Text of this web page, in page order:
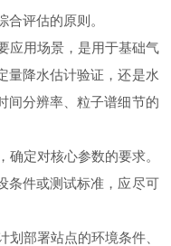
合评估的原则。
应用场景，是用于基础气
量降水估计验证，还是水
间分辨率、粒子谱细节的
定对核心参数的要求。
条件或测试标准，应尽可
部署站点的环境条件、